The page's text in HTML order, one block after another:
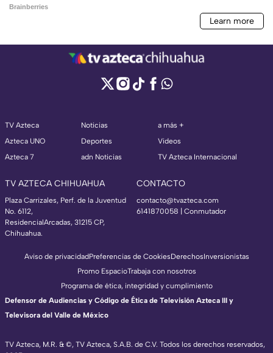
TV Azteca
Azteca UNO
Azteca 7
Noticias
Deportes
adn Noticias
a más +
Videos
TV Azteca Internacional
TV AZTECA CHIHUAHUA
Plaza Carrizales, Perf. de la Juventud
No. 6112,
ResidencialArcadas, 31215 CP,
Chihuahua.
CONTACTO
contacto@tvazteca.com
6141870058 | Conmutador
TV Azteca, M.R. & ©, TV Azteca, S.A.B. de C.V. Todos los derechos reservados,
Aviso de privacidadPreferencias de CookiesDerechosInversionistas
Promo EspacioTrabaja con nosotros
Programa de ética, integridad y cumplimiento
Defensor de Audiencias y Código de Ética de Televisión Azteca III y
Televisora del Valle de México